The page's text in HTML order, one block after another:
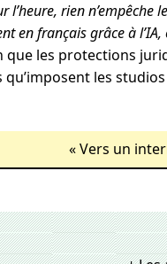
l’heure, rien
en français grâce à
que les protections
les studios
«Vers un